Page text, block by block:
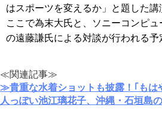
はスポーツを変えるか」と題した講
ここで為末大氏と、ソニーコンピ
の遠藤謙氏による対談が行われる予
≪関連記事≫
≫貴重な水着ショットも披露！｢もは
人っぽい池江璃花子、沖縄・石垣島